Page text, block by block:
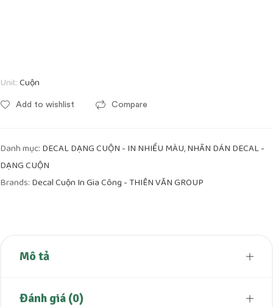
Unit:Cuộn
Add to wishlist Compare
Danh mục: DECAL DẠNG CUỘN - IN NHIỀU MÀU,NHÃN DÁN DECAL -
DẠNG CUỘN
Brands: Decal Cuộn In Gia Công - THIÊN VĂN GROUP
Mô tả
Đánh giá (0)